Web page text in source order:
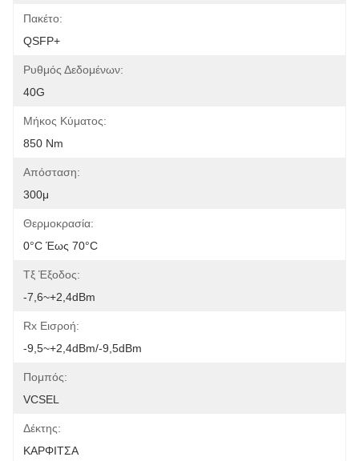
Πακέτο:
QSFP+
Ρυθμός Δεδομένων:
40G
Μήκος Κύματος:
850 Nm
Απόσταση:
300μ
Θερμοκρασία:
0°C Έως 70°C
Τξ Έξοδος:
-7,6~+2,4dBm
Rx Εισροή:
-9,5~+2,4dBm/-9,5dBm
Πομπός:
VCSEL
Δέκτης:
ΚΑΡΦΙΤΣΑ